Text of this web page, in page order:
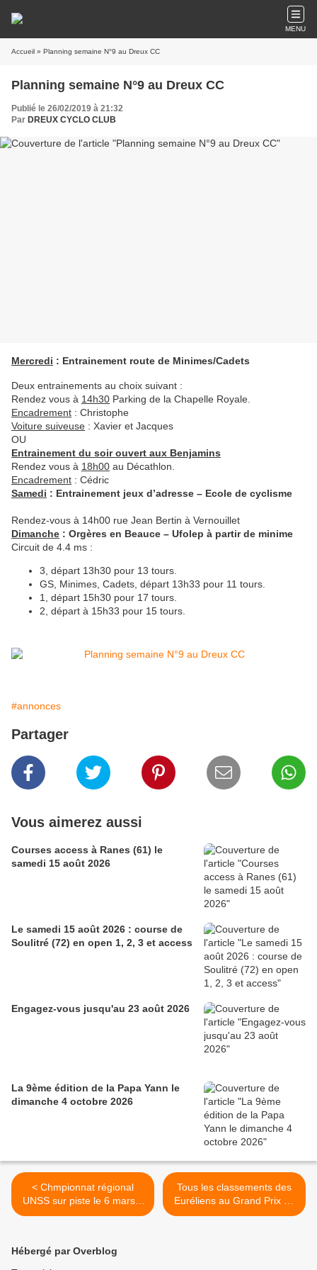
MENU
Accueil » Planning semaine N°9 au Dreux CC
Planning semaine N°9 au Dreux CC
Publié le 26/02/2019 à 21:32
Par DREUX CYCLO CLUB
Mercredi : Entrainement route de Minimes/Cadets
Deux entrainements au choix suivant :
Rendez vous à 14h30 Parking de la Chapelle Royale.
Encadrement : Christophe
Voiture suiveuse : Xavier et Jacques
OU
Entrainement du soir ouvert aux Benjamins
Rendez vous à 18h00 au Décathlon.
Encadrement : Cédric
Samedi : Entrainement jeux d’adresse – Ecole de cyclisme
Rendez-vous à 14h00 rue Jean Bertin à Vernouillet
Dimanche : Orgères en Beauce – Ufolep à partir de minime
Circuit de 4.4 ms :
3, départ 13h30 pour 13 tours.
GS, Minimes, Cadets, départ 13h33 pour 11 tours.
1, départ 15h30 pour 17 tours.
2, départ à 15h33 pour 15 tours.
#annonces
Partager
Vous aimerez aussi
Courses access à Ranes (61) le
samedi 15 août 2026
Le samedi 15 août 2026 : course de
Soulitré (72) en open 1, 2, 3 et access
Engagez-vous jusqu'au 23 août 2026
La 9ème édition de la Papa Yann le
dimanche 4 octobre 2026
< Chmpionnat régional
UNSS sur piste le 6 mars à
Bourges (18)
Tous les classements des
Euréliens au Grand Prix de
Chateaudun (28) >
Hébergé par Overblog